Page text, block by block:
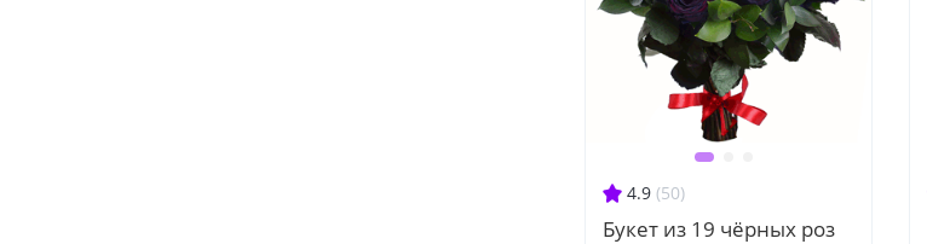
4.9 (50)
Букет из 19 чёрных роз